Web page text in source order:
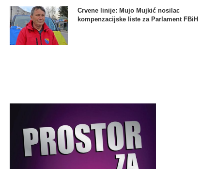
Crvene linije: Mujo Mujkić nosilac
kompenzacijske liste za Parlament FBiH